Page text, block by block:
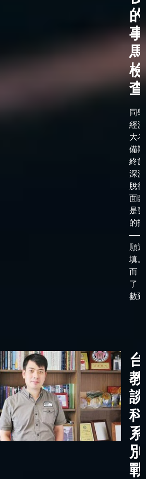
的
檢
同
經
大
備
終
深
脫
面
是
的
——
願選
填
而
了
數
科